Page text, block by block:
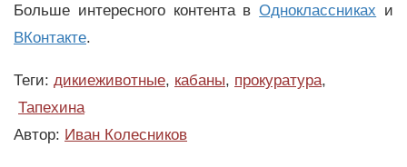
Больше интересного контента вОдноклассниках и
ВКонтакте.
Теги: дикиеживотные, кабаны, прокуратура,
Тапехина
Автор: Иван Колесников